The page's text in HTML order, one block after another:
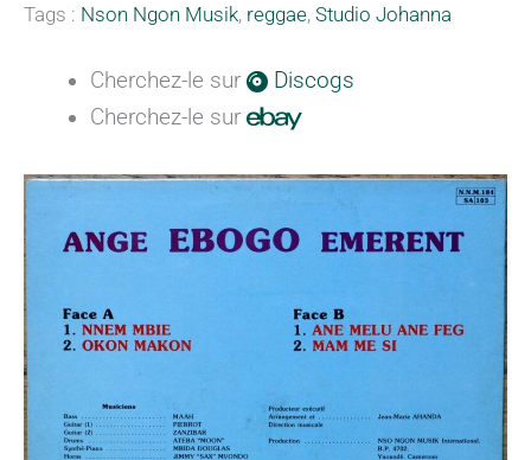
Tags : Nson Ngon Musik, reggae, Studio Johanna
Cherchez-le sur
Discogs
Cherchez-le sur